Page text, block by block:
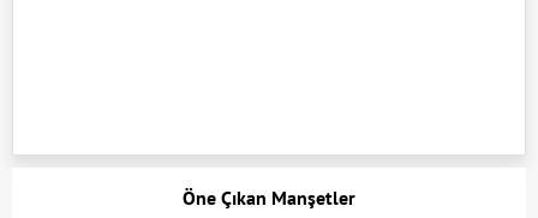
Öne Çıkan Manşetler